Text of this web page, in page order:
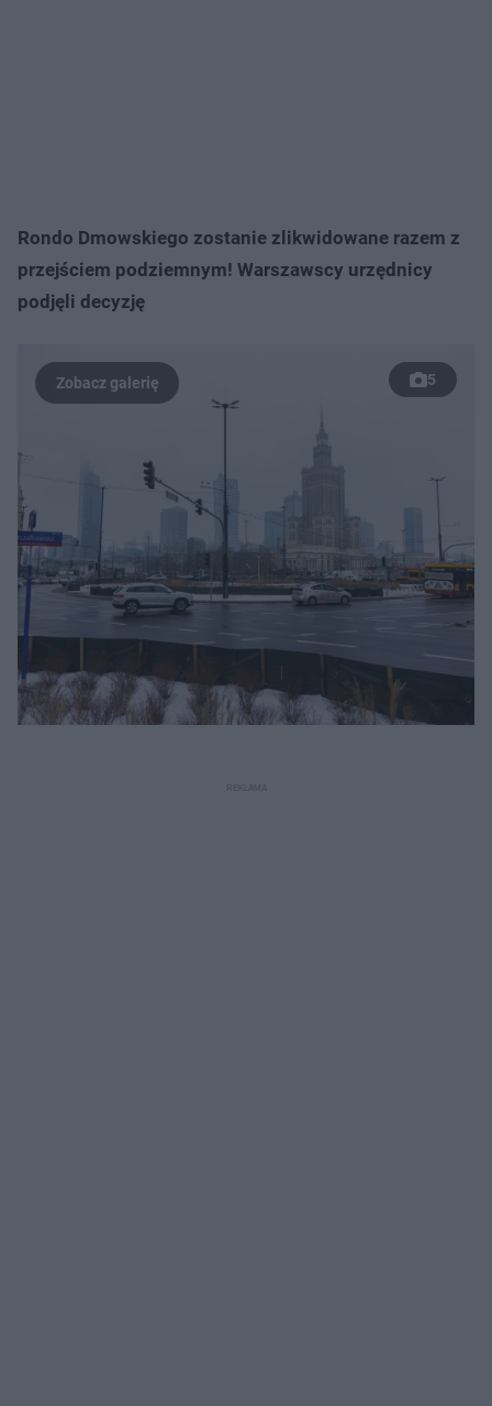
Rondo Dmowskiego zostanie zlikwidowane razem z
przejściem podziemnym! Warszawscy urzędnicy
podjęli decyzję
5